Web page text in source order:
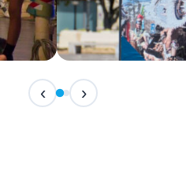
IN ARRIVO
Festival
‹ ›